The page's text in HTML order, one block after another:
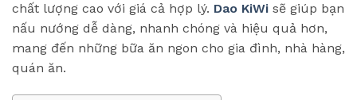
chất lượng cao với giá cả hợp lý. Dao KiWi sẽ giúp bạn
nấu nướng dễ dàng, nhanh chóng và hiệu quả hơn,
mang đến những bữa ăn ngon cho gia đình, nhà hàng,
quán ăn.